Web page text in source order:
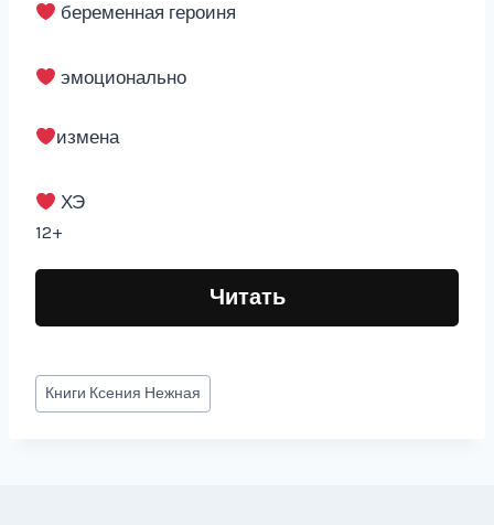
беременная героиня
эмоционально
измена
ХЭ
12+
Читать
Метки
записи:
Книги Ксения Нежная